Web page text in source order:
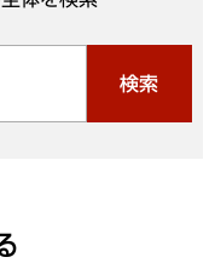
検索